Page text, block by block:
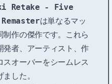
Retake - Five
は単なるマッ
制作の傑作です。これら
発者、アーティスト、作
オーバーをシームレス
した。